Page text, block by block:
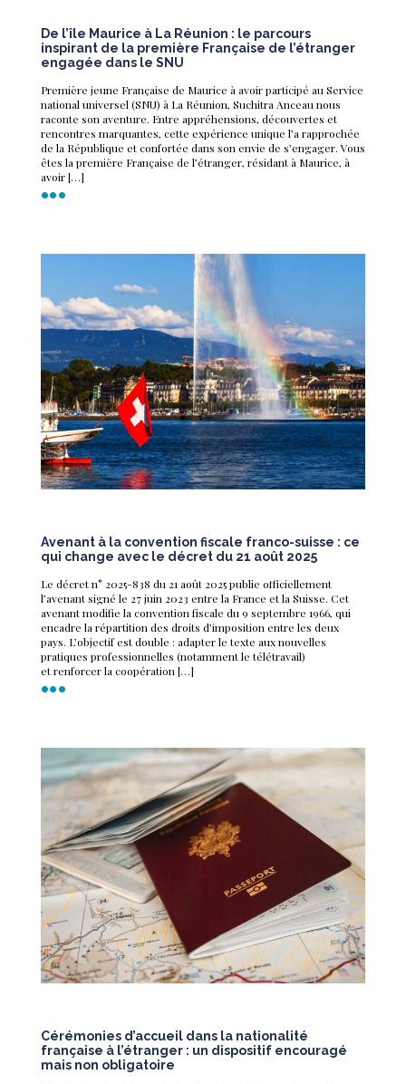
De l’île Maurice à La Réunion : le parcours
inspirant de la première Française de l’étranger
engagée dans le SNU
Première jeune Française de Maurice à avoir participé au Service
national universel (SNU) à La Réunion, Suchitra Anceau nous
raconte son aventure. Entre appréhensions, découvertes et
rencontres marquantes, cette expérience unique l’a rapprochée
de la République et confortée dans son envie de s’engager. Vous
êtes la première Française de l’étranger, résidant à Maurice, à
avoir […]
•••
Avenant à la convention fiscale franco-suisse : ce
qui change avec le décret du 21 août 2025
Le décret n° 2025-838 du 21 août 2025 publie officiellement
l’avenant signé le 27 juin 2023 entre la France et la Suisse. Cet
avenant modifie la convention fiscale du 9 septembre 1966, qui
encadre la répartition des droits d’imposition entre les deux
pays. L’objectif est double : adapter le texte aux nouvelles
pratiques professionnelles (notamment le télétravail)
et renforcer la coopération […]
•••
Cérémonies d’accueil dans la nationalité
française à l’étranger : un dispositif encouragé
mais non obligatoire